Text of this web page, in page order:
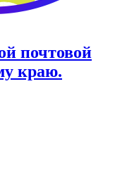
почтовой
краю.